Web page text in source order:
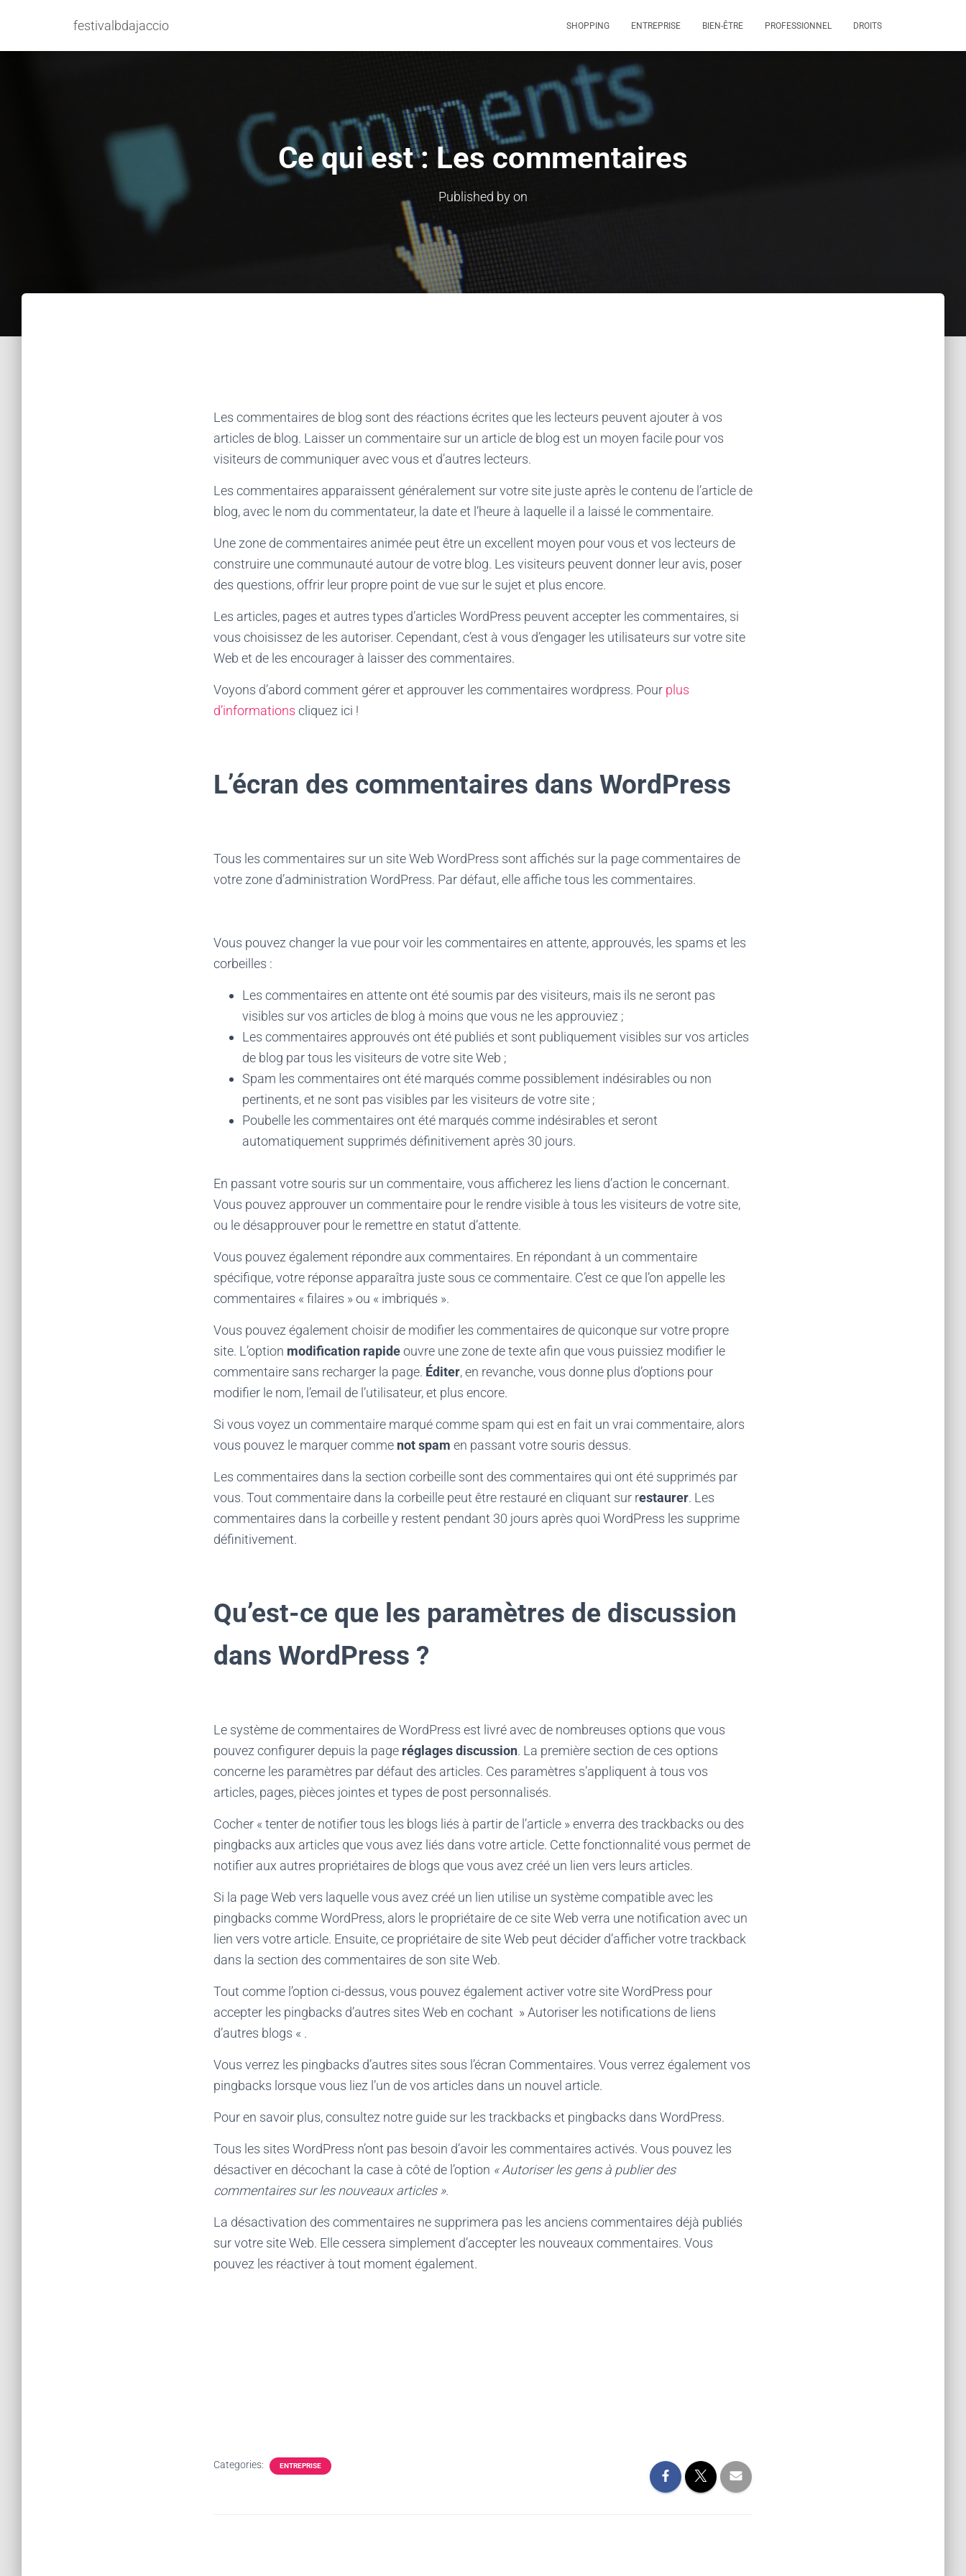
festivalbdajaccio SHOPPING ENTREPRISE BIEN-ÊTRE PROFESSIONNEL DROITS
Ce qui est : Les commentaires
Published byon
Les commentaires de blog sont des réactions écrites que les lecteurs peuvent ajouter à vos
articles de blog. Laisser un commentaire sur un article de blog est un moyen facile pour vos
visiteurs de communiquer avec vous et d’autres lecteurs.
Les commentaires apparaissent généralement sur votre site juste après le contenu de l’article de
blog, avec le nom du commentateur, la date et l’heure à laquelle il a laissé le commentaire.
Une zone de commentaires animée peut être un excellent moyen pour vous et vos lecteurs de
construire une communauté autour de votre blog. Les visiteurs peuvent donner leur avis, poser
des questions, offrir leur propre point de vue sur le sujet et plus encore.
Les articles, pages et autres types d’articles WordPress peuvent accepter les commentaires, si
vous choisissez de les autoriser. Cependant, c’est à vous d’engager les utilisateurs sur votre site
Web et de les encourager à laisser des commentaires.
Voyons d’abord comment gérer et approuver les commentaires wordpress. Pour plus
d’informations cliquez ici !
L’écran des commentaires dans WordPress
Tous les commentaires sur un site Web WordPress sont affichés sur la page commentaires de
votre zone d’administration WordPress. Par défaut, elle affiche tous les commentaires.
Vous pouvez changer la vue pour voir les commentaires en attente, approuvés, les spams et les
corbeilles :
Les commentaires en attente ont été soumis par des visiteurs, mais ils ne seront pas
visibles sur vos articles de blog à moins que vous ne les approuviez ;
Les commentaires approuvés ont été publiés et sont publiquement visibles sur vos articles
de blog par tous les visiteurs de votre site Web ;
Spam les commentaires ont été marqués comme possiblement indésirables ou non
pertinents, et ne sont pas visibles par les visiteurs de votre site ;
Poubelle les commentaires ont été marqués comme indésirables et seront
automatiquement supprimés définitivement après 30 jours.
En passant votre souris sur un commentaire, vous afficherez les liens d’action le concernant.
Vous pouvez approuver un commentaire pour le rendre visible à tous les visiteurs de votre site,
ou le désapprouver pour le remettre en statut d’attente.
Vous pouvez également répondre aux commentaires. En répondant à un commentaire
spécifique, votre réponse apparaîtra juste sous ce commentaire. C’est ce que l’on appelle les
commentaires « filaires » ou « imbriqués ».
Vous pouvez également choisir de modifier les commentaires de quiconque sur votre propre
site. L’option modification rapideouvre une zone de texte afin que vous puissiez modifier le
commentaire sans recharger la page. Éditer, en revanche, vous donne plus d’options pour
modifier le nom, l’email de l’utilisateur, et plus encore.
Si vous voyez un commentaire marqué comme spam qui est en fait un vrai commentaire, alors
vous pouvez le marquer comme not spam en passant votre souris dessus.
Les commentaires dans la section corbeille sont des commentaires qui ont été supprimés par
vous. Tout commentaire dans la corbeille peut être restauré en cliquant sur restaurer. Les
commentaires dans la corbeille y restent pendant 30 jours après quoi WordPress les supprime
définitivement.
Qu’est-ce que les paramètres de discussion
dans WordPress ?
Le système de commentaires de WordPress est livré avec de nombreuses options que vous
pouvez configurer depuis la page réglages discussion. La première section de ces options
concerne les paramètres par défaut des articles. Ces paramètres s’appliquent à tous vos
articles, pages, pièces jointes et types de post personnalisés.
Cocher « tenter de notifier tous les blogs liés à partir de l’article » enverra des trackbacks ou des
pingbacks aux articles que vous avez liés dans votre article. Cette fonctionnalité vous permet de
notifier aux autres propriétaires de blogs que vous avez créé un lien vers leurs articles.
Si la page Web vers laquelle vous avez créé un lien utilise un système compatible avec les
pingbacks comme WordPress, alors le propriétaire de ce site Web verra une notification avec un
lien vers votre article. Ensuite, ce propriétaire de site Web peut décider d’afficher votre trackback
dans la section des commentaires de son site Web.
Tout comme l’option ci-dessus, vous pouvez également activer votre site WordPress pour
accepter les pingbacks d’autres sites Web en cochant » Autoriser les notifications de liens
d’autres blogs « .
Vous verrez les pingbacks d’autres sites sous l’écran Commentaires. Vous verrez également vos
pingbacks lorsque vous liez l’un de vos articles dans un nouvel article.
Pour en savoir plus, consultez notre guide sur les trackbacks et pingbacks dans WordPress.
Tous les sites WordPress n’ont pas besoin d’avoir les commentaires activés. Vous pouvez les
désactiver en décochant la case à côté de l’option « Autoriser les gens à publier des
commentaires sur les nouveaux articles ».
La désactivation des commentaires ne supprimera pas les anciens commentaires déjà publiés
sur votre site Web. Elle cessera simplement d’accepter les nouveaux commentaires. Vous
pouvez les réactiver à tout moment également.
Categories: ENTREPRISE